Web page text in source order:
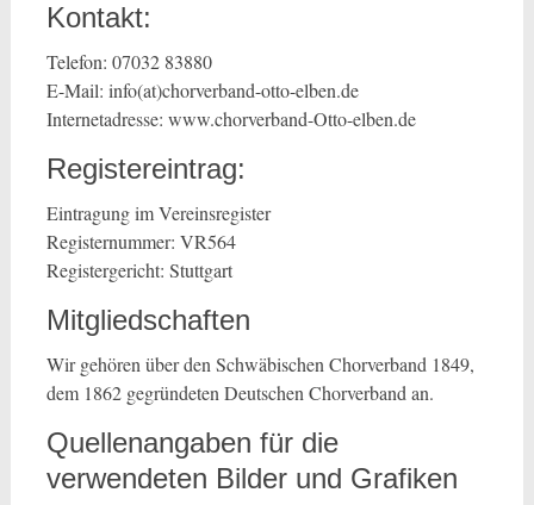
Kontakt:
Telefon: 07032 83880
E-Mail: info(at)chorverband-otto-elben.de
Internetadresse: www.chorverband-Otto-elben.de
Registereintrag:
Eintragung im Vereinsregister
Registernummer: VR564
Registergericht: Stuttgart
Mitgliedschaften
Wir gehören über den Schwäbischen Chorverband 1849,
dem 1862 gegründeten Deutschen Chorverband an.
Quellenangaben für die
verwendeten Bilder und Grafiken